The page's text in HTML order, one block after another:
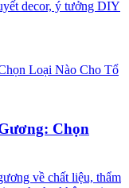
decor, ý tưởng DIY
Chọn
về chất liệu, thẩm